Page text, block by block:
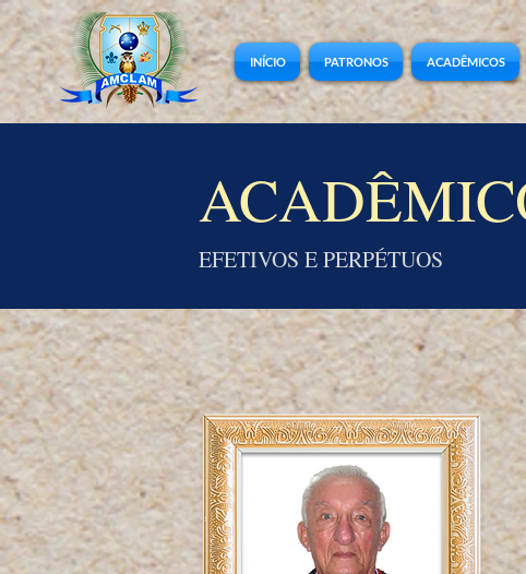
INÍCIO PATRONOS ACADÊMICOS
EFETIVOS E PERPÉTUOS